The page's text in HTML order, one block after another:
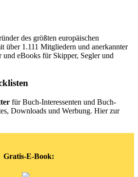
des größten europäischen
über 1.111 Mitgliedern und anerkannter
eBooks für Skipper, Segler und
für Buch-Interessenten und Buch-
Downloads und Werbung. Hier zur
Gratis-E-Book: